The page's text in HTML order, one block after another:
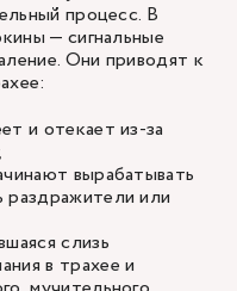
процесс. В
— сигнальные
Они приводят к
и отекает из-за
вырабатывать
или
слизь
в трахее и